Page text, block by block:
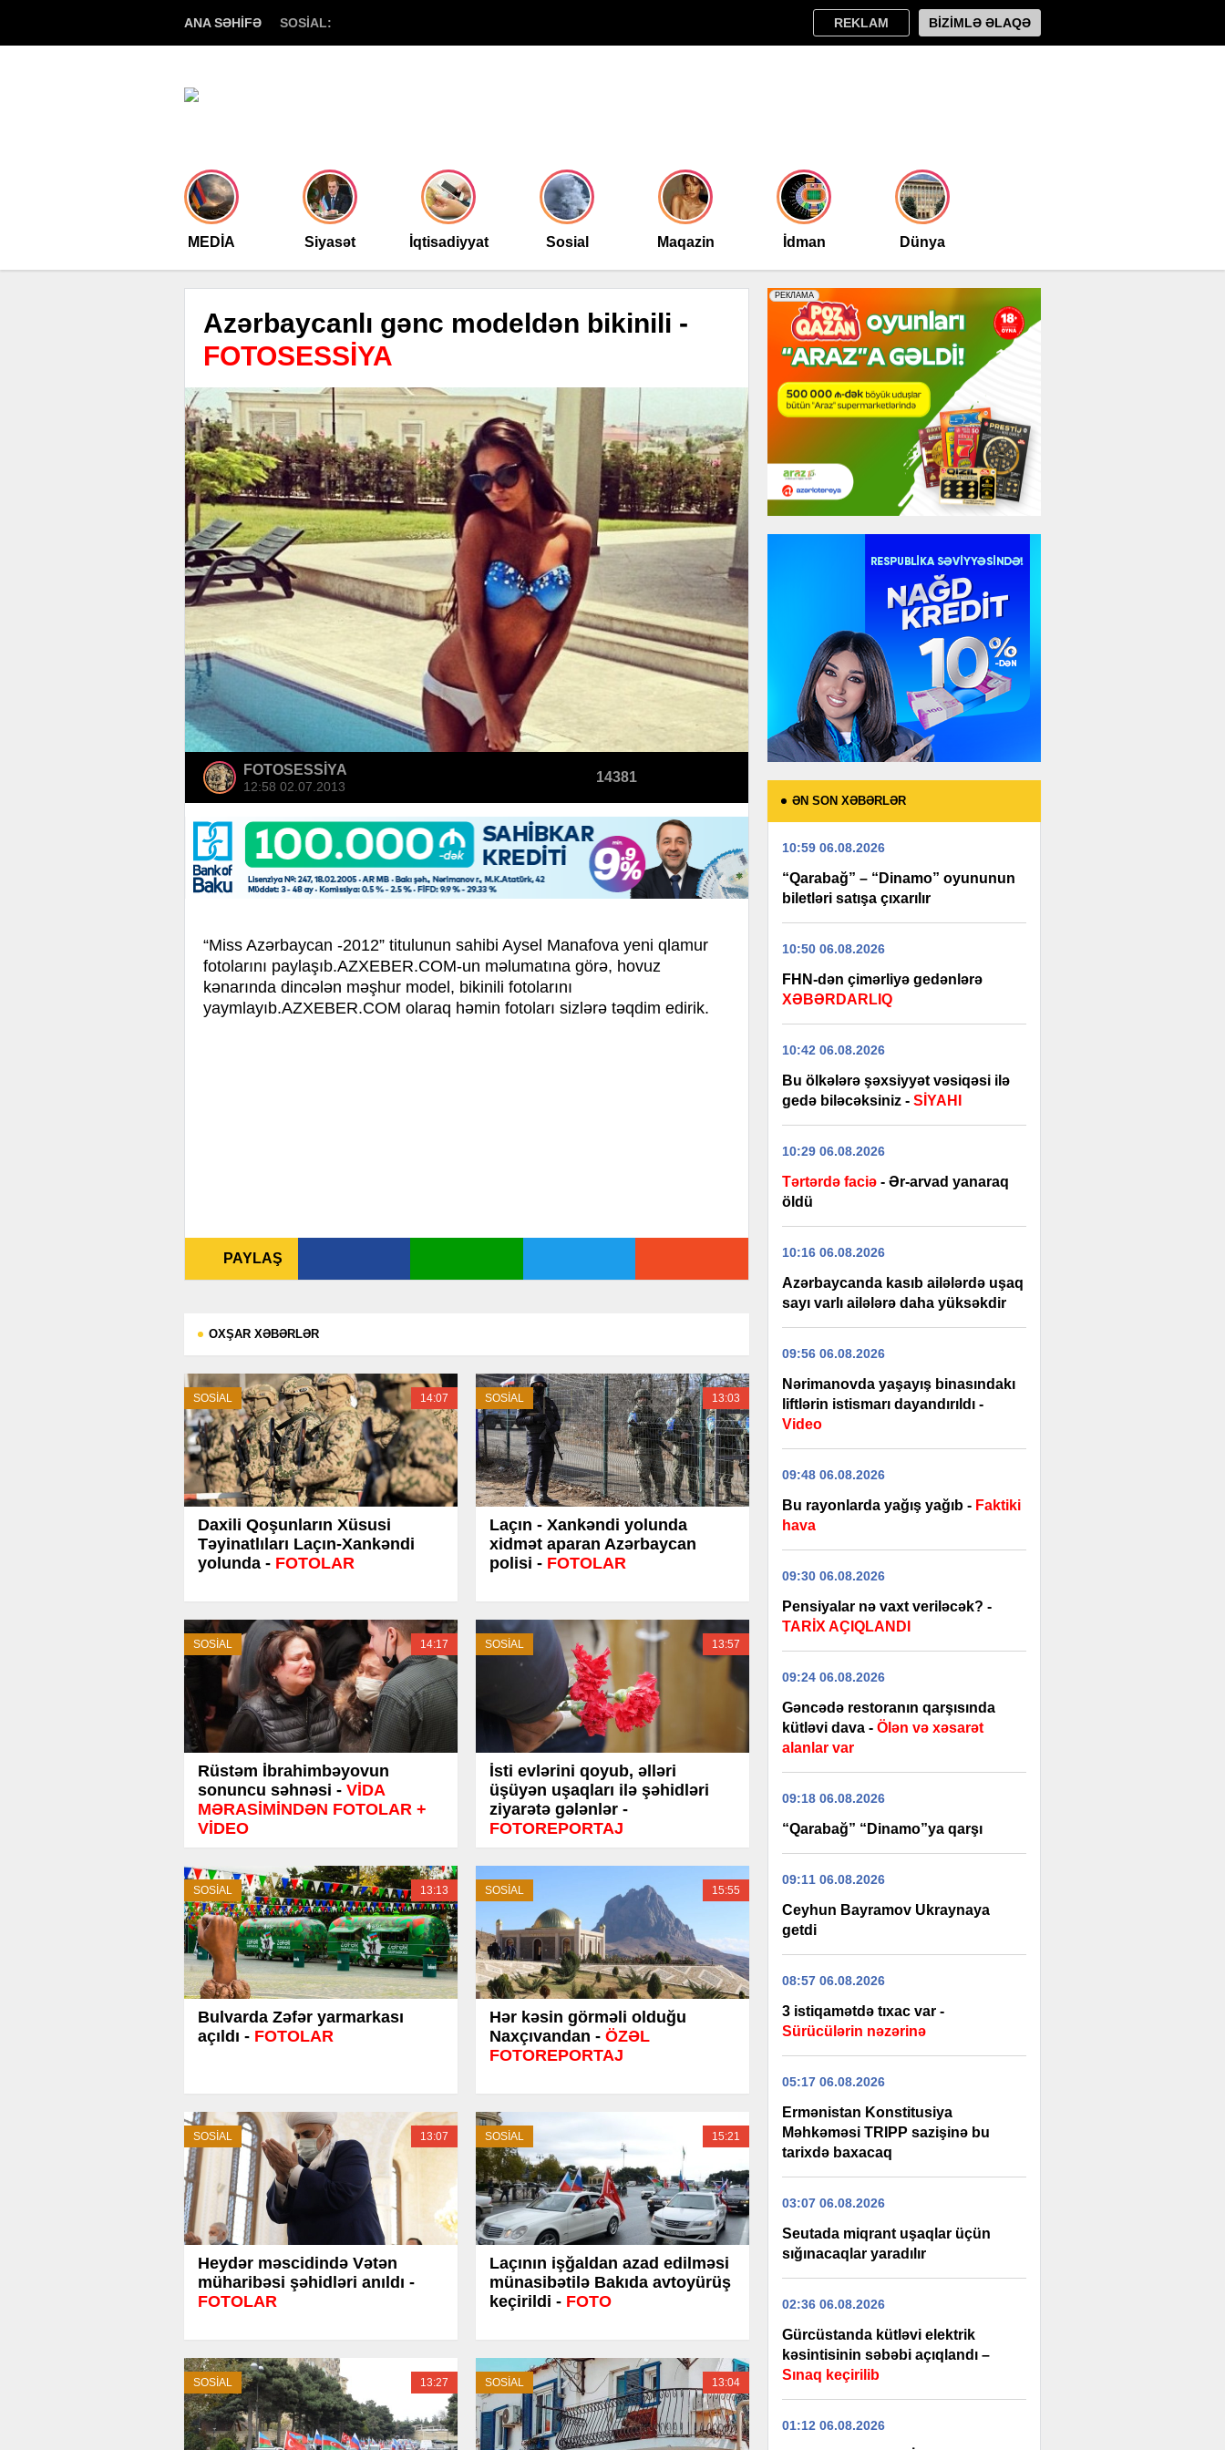
ANA SƏHİFƏ SOSİAL: REKLAM BİZİMLƏ ƏLAQƏ
MEDİA Siyasət İqtisadiyyat Sosial Maqazin İdman Dünya
Azərbaycanlı gənc modeldən bikinili -
FOTOSESSİYA
FOTOSESSİYA
12:58 02.07.2013
14381
“Miss Azərbaycan -2012” titulunun sahibi Aysel Manafova yeni qlamur
fotolarını paylaşıb.AZXEBER.COM-un məlumatına görə, hovuz
kənarında dincələn məşhur model, bikinili fotolarını
yaymlayıb.AZXEBER.COM olaraq həmin fotoları sizlərə təqdim edirik.
PAYLAŞ
OXŞAR XƏBƏRLƏR
SOSİAL 14:07
Daxili Qoşunların Xüsusi
Təyinatlıları Laçın-Xankəndi
yolunda - FOTOLAR
SOSİAL 13:03
Laçın - Xankəndi yolunda
xidmət aparan Azərbaycan
polisi - FOTOLAR
SOSİAL 14:17
Rüstəm İbrahimbəyovun
sonuncu səhnəsi - VİDA
MƏRASİMİNDƏN FOTOLAR +
VİDEO
SOSİAL 13:57
İsti evlərini qoyub, əlləri
üşüyən uşaqları ilə şəhidləri
ziyarətə gələnlər -
FOTOREPORTAJ
SOSİAL 13:13
Bulvarda Zəfər yarmarkası
açıldı - FOTOLAR
SOSİAL 15:55
Hər kəsin görməli olduğu
Naxçıvandan - ÖZƏL
FOTOREPORTAJ
SOSİAL 13:07
Heydər məscidində Vətən
müharibəsi şəhidləri anıldı -
FOTOLAR
SOSİAL 15:21
Laçının işğaldan azad edilməsi
münasibətilə Bakıda avtoyürüş
keçirildi - FOTO
SOSİAL 13:27 SOSİAL 13:04
ƏN SON XƏBƏRLƏR
10:59 06.08.2026
“Qarabağ” – “Dinamo” oyununun
biletləri satışa çıxarılır
10:50 06.08.2026
FHN-dən çimərliyə gedənlərə
XƏBƏRDARLIQ
10:42 06.08.2026
Bu ölkələrə şəxsiyyət vəsiqəsi ilə
gedə biləcəksiniz - SİYAHI
10:29 06.08.2026
Tərtərdə faciə - Ər-arvad yanaraq
öldü
10:16 06.08.2026
Azərbaycanda kasıb ailələrdə uşaq
sayı varlı ailələrə daha yüksəkdir
09:56 06.08.2026
Nərimanovda yaşayış binasındakı
liftlərin istismarı dayandırıldı -
Video
09:48 06.08.2026
Bu rayonlarda yağış yağıb - Faktiki
hava
09:30 06.08.2026
Pensiyalar nə vaxt veriləcək? -
TARİX AÇIQLANDI
09:24 06.08.2026
Gəncədə restoranın qarşısında
kütləvi dava - Ölən və xəsarət
alanlar var
09:18 06.08.2026
“Qarabağ” “Dinamo”ya qarşı
09:11 06.08.2026
Ceyhun Bayramov Ukraynaya
getdi
08:57 06.08.2026
3 istiqamətdə tıxac var -
Sürücülərin nəzərinə
05:17 06.08.2026
Ermənistan Konstitusiya
Məhkəməsi TRIPP sazişinə bu
tarixdə baxacaq
03:07 06.08.2026
Seutada miqrant uşaqlar üçün
sığınacaqlar yaradılır
02:36 06.08.2026
Gürcüstanda kütləvi elektrik
kəsintisinin səbəbi açıqlandı –
Sınaq keçirilib
01:12 06.08.2026